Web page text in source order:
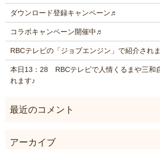
ダウンロード登録キャンペーン♬
コラボキャンペーン開催中♬
RBCテレビの「ジョブエンジン」で紹介され
本日13：28 RBCテレビで人情くるまや三和
れます♪